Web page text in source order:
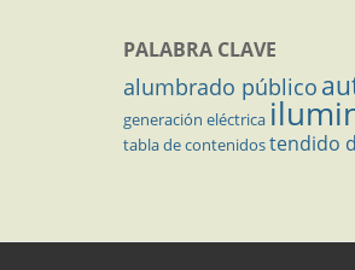
PALABRA CLAVE
alumbrado público
generación eléctrica
tabla de contenidostendido